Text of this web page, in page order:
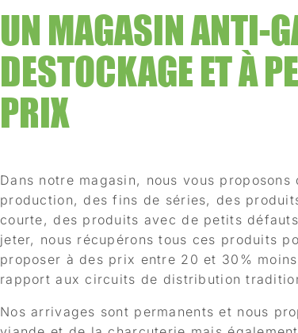
UN MAGASIN ANTI-
DESTOCKAGE ET À
PRIX
Dans notre magasin, nous vous proposons
production, des fins de séries, des
courte, des produits avec de petits
jeter, nous récupérons tous ces produits
proposer à des prix entre 20 et 30%
rapport aux circuits de distribution
Nos arrivages sont permanents et nous